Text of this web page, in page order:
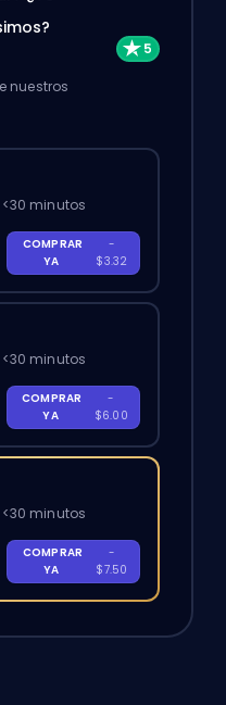
nuestros
minutos
COMPRAR
YA
-
$3.32
minutos
COMPRAR
YA
-
$6.00
minutos
COMPRAR
YA
-
$7.50